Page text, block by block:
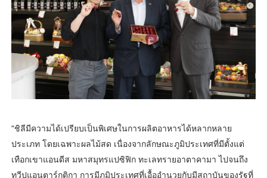
“ชิลีมีความได้เปรียบเป็นพิเศษในการผลิตอาหารได้หลากหลาย
ประเภท โดยเฉพาะผลไม้สด เนื่องจากลักษณะภูมิประเทศที่มีตั้งแต่
เทือกเขาแอนดีส มหาสมุทรแปซิฟิก ทะเลทรายอาตาคามา ไปจนถึง
ทวีปแอนตาร์กติกา การมีภูมิประเทศที่เอื้ออำนวยกับมีสถาบันของรัฐที่